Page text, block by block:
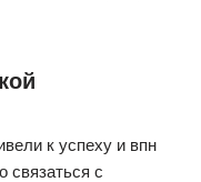
к успеху и впн
связаться с